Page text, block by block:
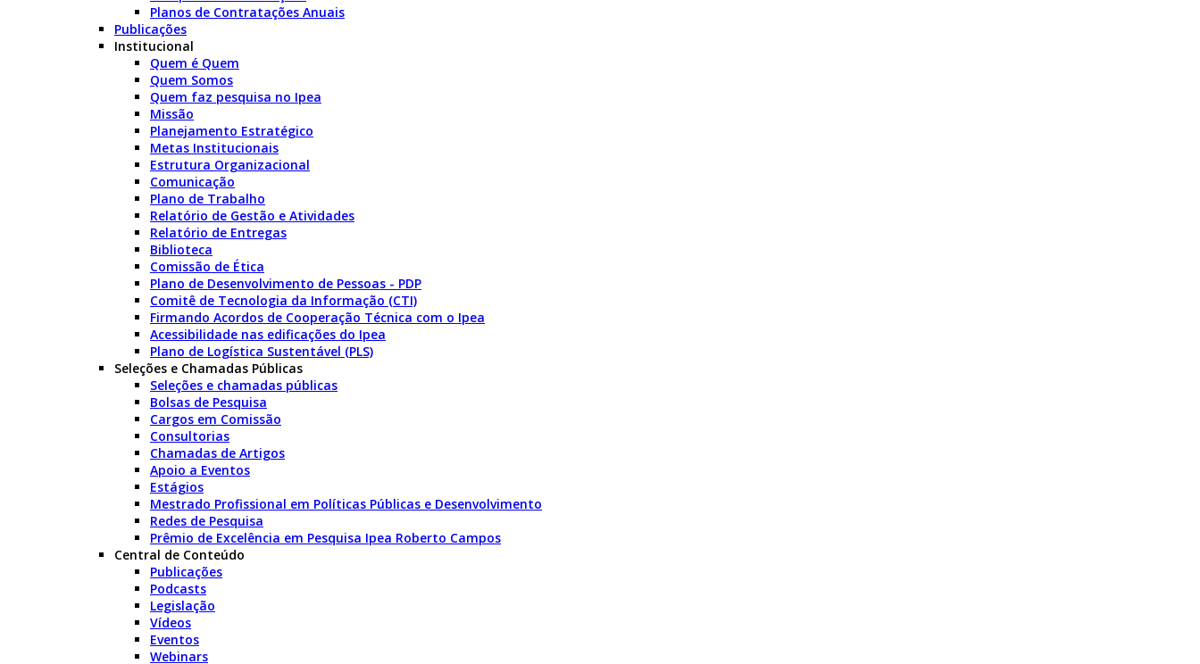
Planos de Contratações Anuais
Publicações
Institucional
Quem é Quem
Quem Somos
Quem faz pesquisa no Ipea
Missão
Planejamento Estratégico
Metas Institucionais
Estrutura Organizacional
Comunicação
Plano de Trabalho
Relatório de Gestão e Atividades
Relatório de Entregas
Biblioteca
Comissão de Ética
Plano de Desenvolvimento de Pessoas - PDP
Comitê de Tecnologia da Informação (CTI)
Firmando Acordos de Cooperação Técnica com o Ipea
Acessibilidade nas edificações do Ipea
Plano de Logística Sustentável (PLS)
Seleções e Chamadas Públicas
Seleções e chamadas públicas
Bolsas de Pesquisa
Cargos em Comissão
Consultorias
Chamadas de Artigos
Apoio a Eventos
Estágios
Mestrado Profissional em Políticas Públicas e Desenvolvimento
Redes de Pesquisa
Prêmio de Excelência em Pesquisa Ipea Roberto Campos
Central de Conteúdo
Publicações
Podcasts
Legislação
Vídeos
Eventos
Webinars